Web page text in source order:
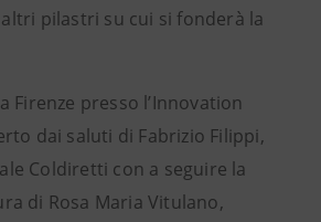
pilastri su cui si fonderà la
Firenze presso l’Innovation
dai saluti di Fabrizio Filippi,
Coldiretti con a seguire la
di Rosa Maria Vitulano,